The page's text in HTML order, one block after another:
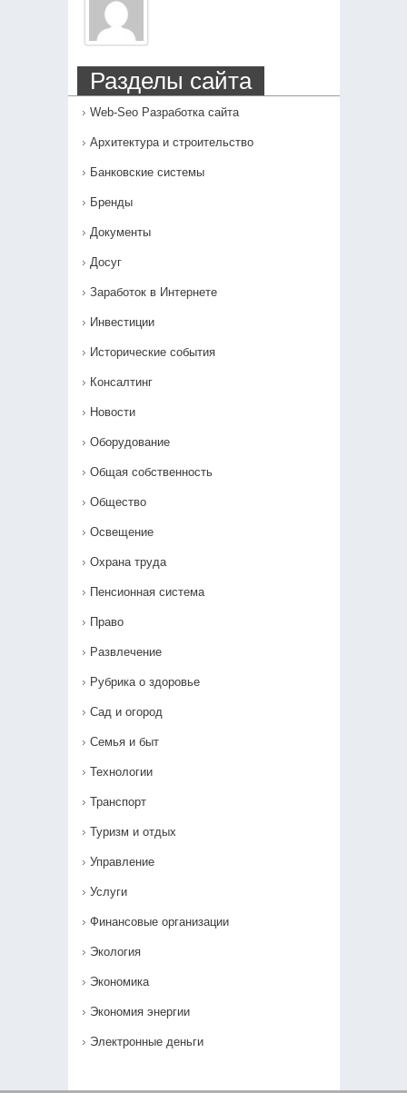
Разделы сайта
Web-Seo Разработка сайта
Архитектура и строительство
Банковские системы
Бренды
Документы
Досуг
Заработок в Интернете
Инвестиции
Исторические события
Консалтинг
Новости
Оборудование
Общая собственность
Общество
Освещение
Охрана труда
Пенсионная система
Право
Развлечение
Рубрика о здоровье
Сад и огород
Семья и быт
Технологии
Транспорт
Туризм и отдых
Управление
Услуги
Финансовые организации
Экология
Экономика
Экономия энергии
Электронные деньги